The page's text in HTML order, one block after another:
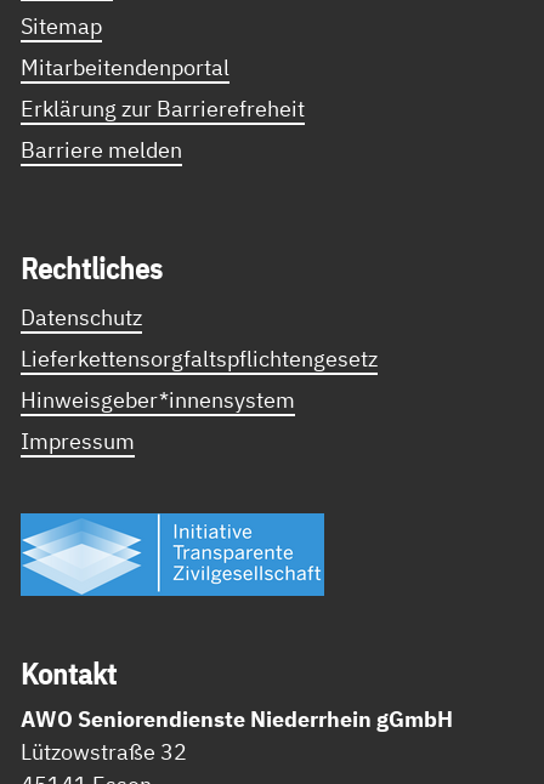
Sitemap
Mitarbeitendenportal
Erklärung zur Barrierefreheit
Barriere melden
Recht­li­ches
Datenschutz
Lieferkettensorgfaltspflichtengesetz
Hinweisgeber*innensystem
Impressum
Kon­takt
AWO Seniorendienste Niederrhein gGmbH
Lützowstraße 32